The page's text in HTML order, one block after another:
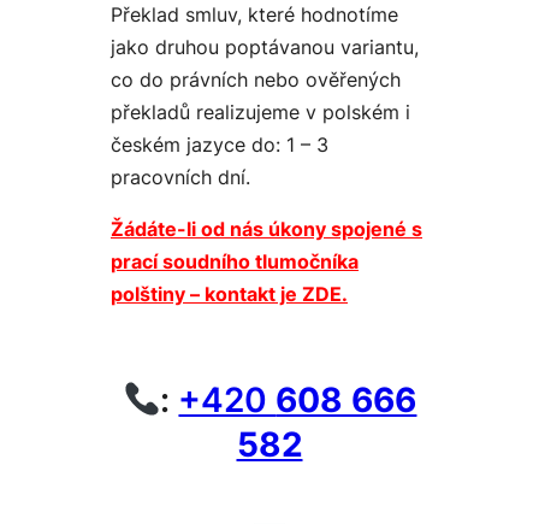
Překlad smluv, které hodnotíme
jako druhou poptávanou variantu,
co do právních nebo ověřených
překladů realizujeme v polském i
českém jazyce do: 1 – 3
pracovních dní.
Žádáte-li od nás úkony spojené s
prací soudního tlumočníka
polštiny – kontakt je ZDE.
: +420 608 666
582